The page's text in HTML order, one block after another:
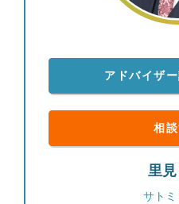
歩一歩前進してまいりま
式会社のビジョン お客
産管理のパートナー
は 銀行、証券会社、保
の金融機関から独立した
お客様にアドバイスを行
偏ったカテゴリーの提案
にできるパートナーとし
いております。 また転勤
アドバイザ
相
里
サト